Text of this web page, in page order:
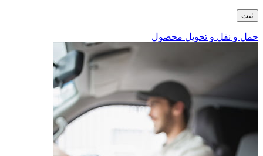
حمل و نقل و تحویل محصول